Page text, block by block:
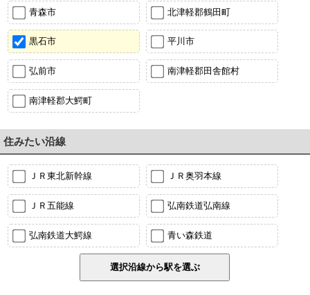
青森市 北津軽郡鶴田町
黒石市 平川市
弘前市 南津軽郡田舎館村
南津軽郡大鰐町
住みたい沿線
ＪＲ東北新幹線 ＪＲ奥羽本線
ＪＲ五能線 弘南鉄道弘南線
弘南鉄道大鰐線 青い森鉄道